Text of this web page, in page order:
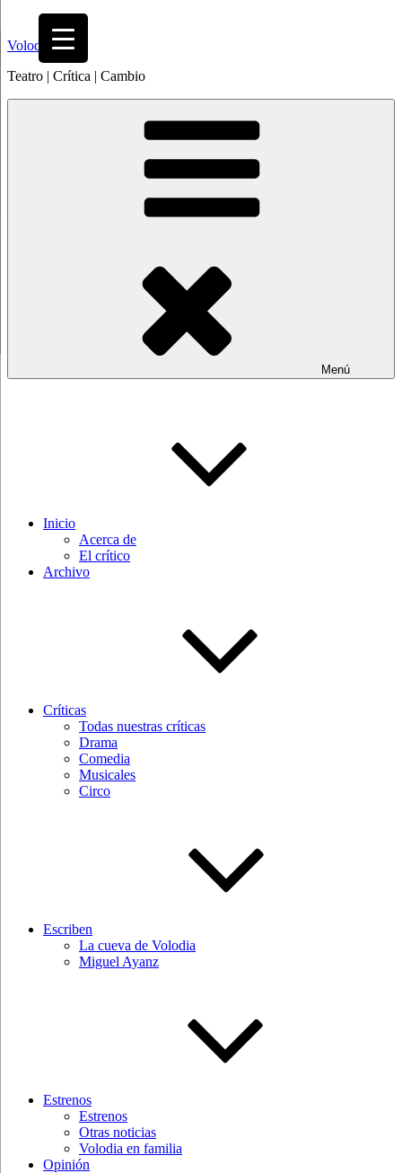
contenido
Volodia
Teatro | Crítica | Cambio
Menú
Inicio
Acerca de
El crítico
Archivo
Críticas
Todas nuestras críticas
Drama
Comedia
Musicales
Circo
Escriben
La cueva de Volodia
Miguel Ayanz
Estrenos
Estrenos
Otras noticias
Volodia en familia
Opinión